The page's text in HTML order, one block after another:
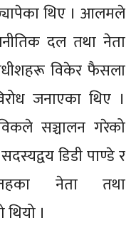
थिए । आलमले
दल तथा नेता
विकेर फैसला
जनाएका थिए ।
सञ्चालन गरेको
डिडी पाण्डे र
तहका नेता तथा
।